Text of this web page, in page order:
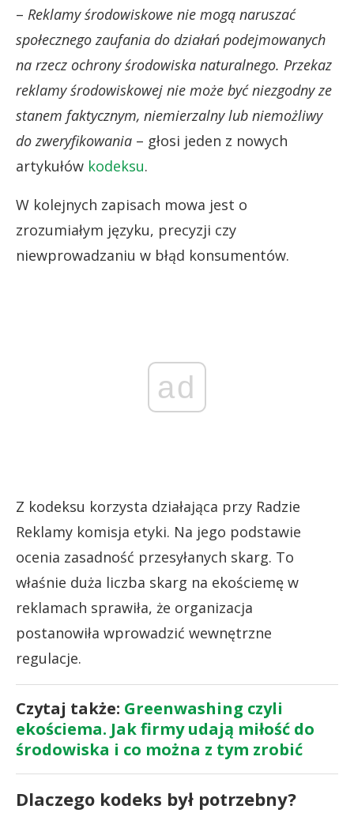
– Reklamy środowiskowe nie mogą naruszać
społecznego zaufania do działań podejmowanych
na rzecz ochrony środowiska naturalnego. Przekaz
reklamy środowiskowej nie może być niezgodny ze
stanem faktycznym, niemierzalny lub niemożliwy
do zweryfikowania – głosi jeden z nowych
artykułów kodeksu.
W kolejnych zapisach mowa jest o
zrozumiałym języku, precyzji czy
niewprowadzaniu w błąd konsumentów.
ad
Z kodeksu korzysta działająca przy Radzie
Reklamy komisja etyki. Na jego podstawie
ocenia zasadność przesyłanych skarg. To
właśnie duża liczba skarg na ekościemę w
reklamach sprawiła, że organizacja
postanowiła wprowadzić wewnętrzne
regulacje.
Czytaj także: Greenwashing czyli
ekościema. Jak firmy udają miłość do
środowiska i co można z tym zrobić
Dlaczego kodeks był potrzebny?